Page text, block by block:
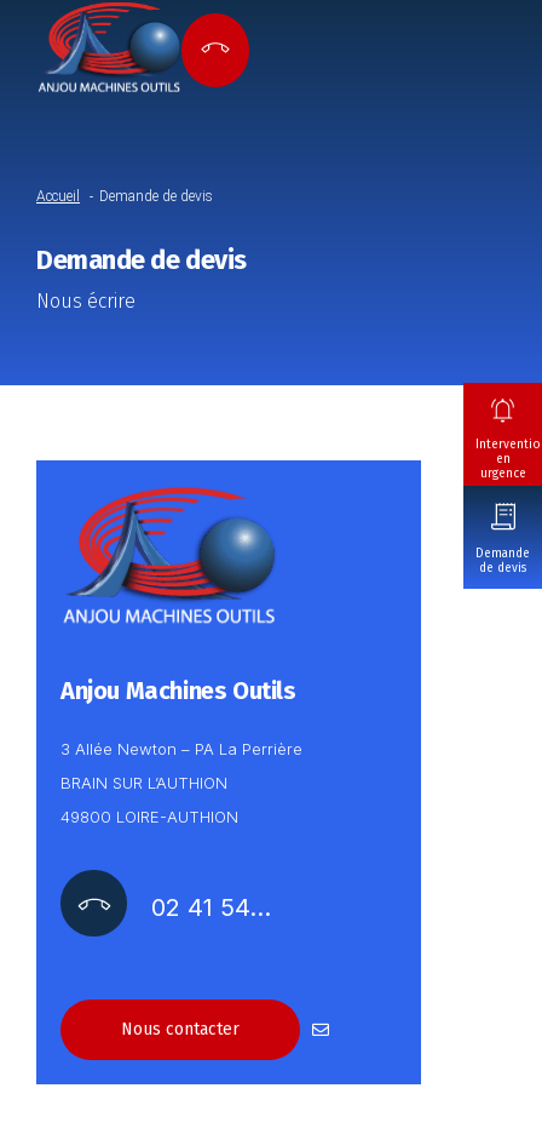
en
urgence
Demande
de devis
Accueil Demande de devis
Demande de devis
Nous écrire
Anjou Machines Outils
3 Allée Newton – PA La Perrière
BRAIN SUR L’AUTHION
49800 LOIRE-AUTHION
02 41 54…
Nous contacter